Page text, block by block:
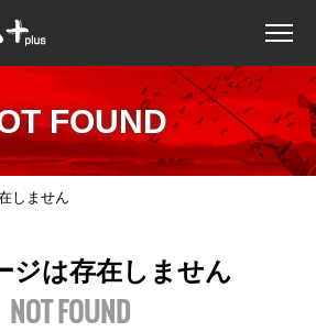
FOUND
しません
ジは存在しません
NOT FOUND